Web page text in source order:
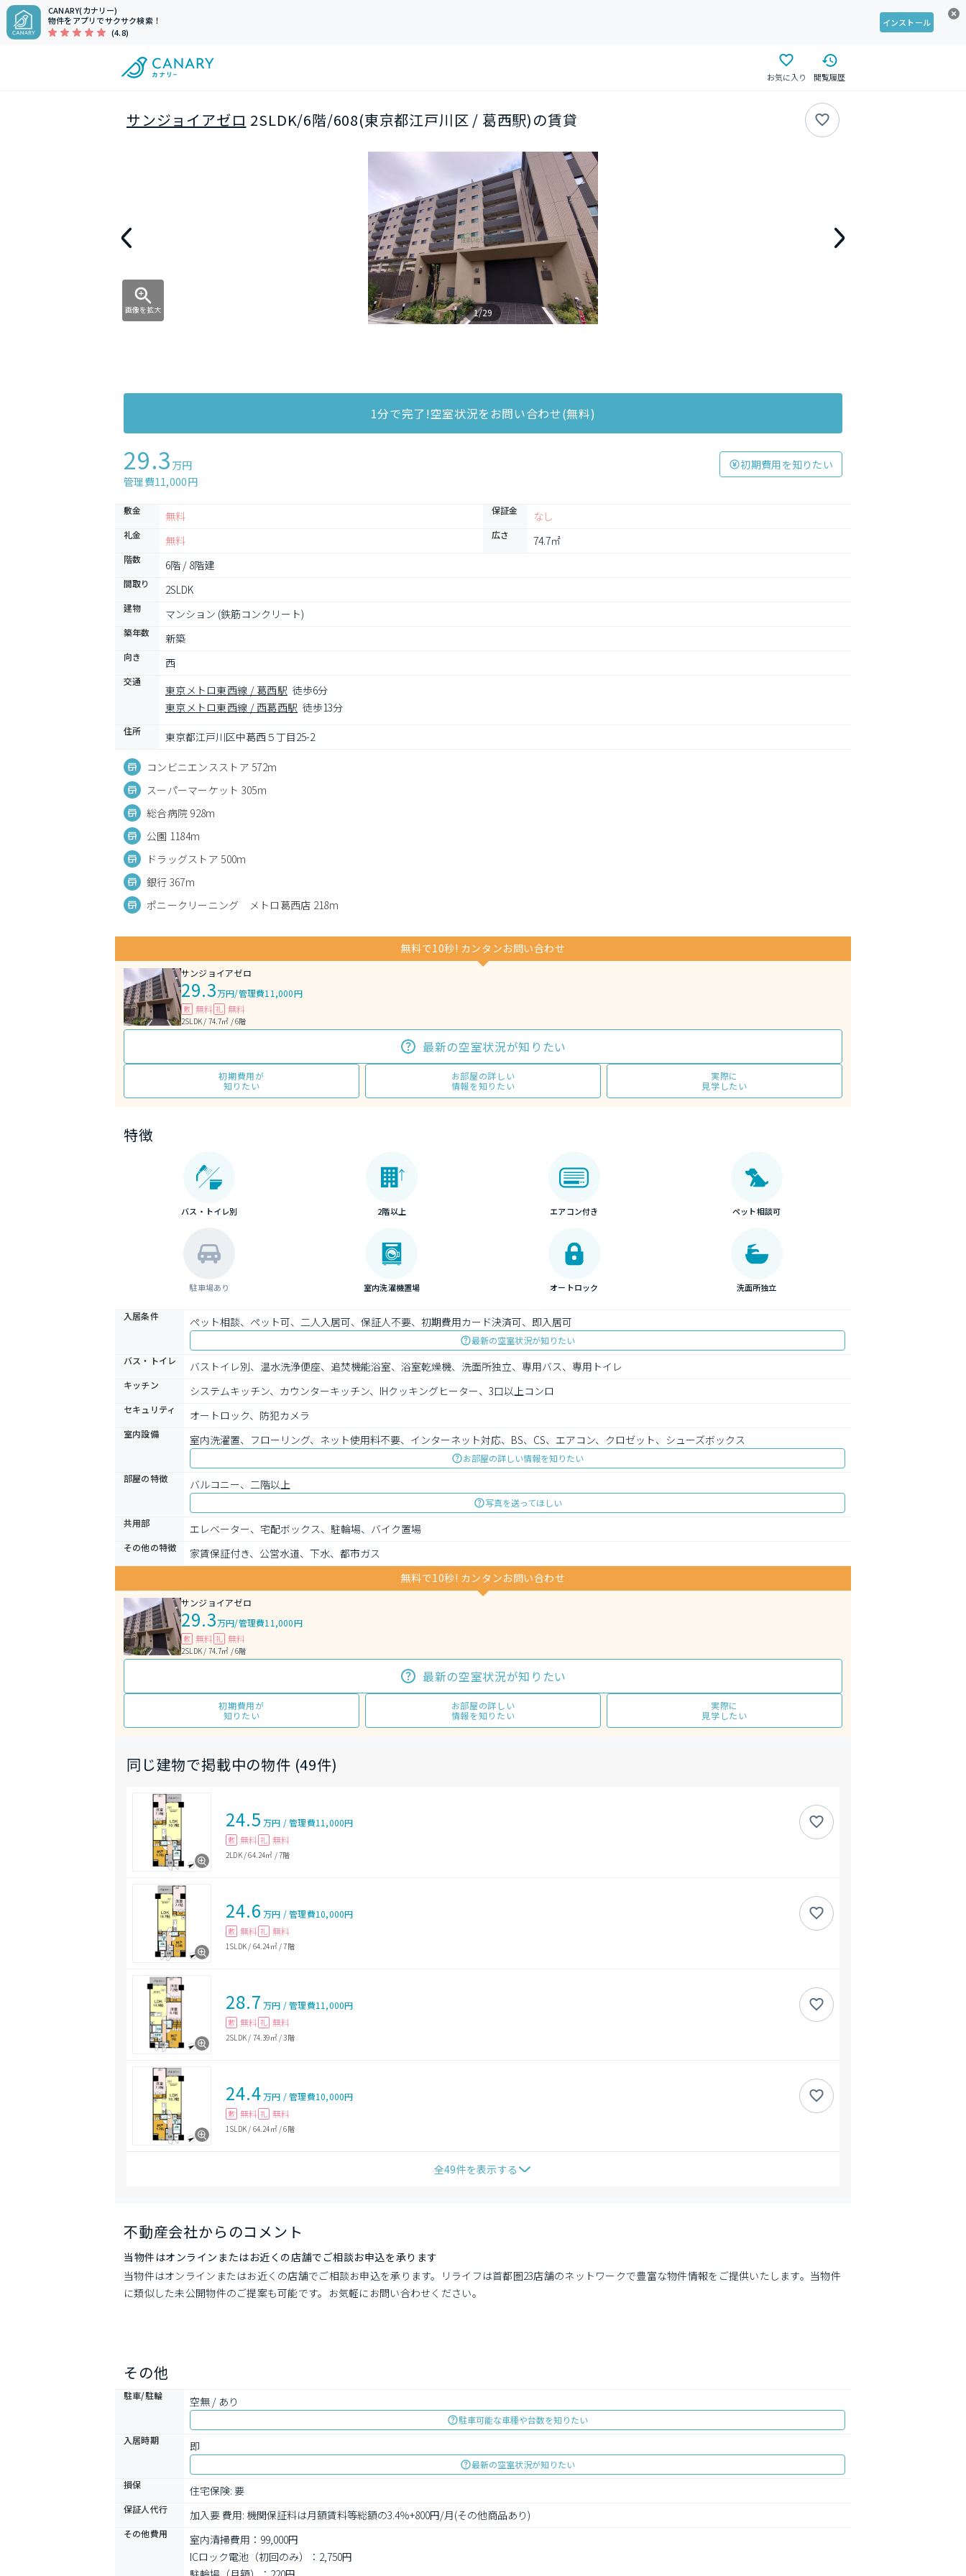
CANARY(カナリー)
物件をアプリでサクサク検索！
(4.8)
インストール
お気に入り 閲覧履歴
サンジョイアゼロ 2SLDK/6階/608(東京都江戸川区 / 葛西駅)の賃貸
画像を拡大 1/29
1分で完了!空室状況をお問い合わせ(無料)
29.3 万円
管理費11,000円
初期費用を知りたい
敷金 無料 保証金 なし
礼金 無料 広さ 74.7㎡
階数 6階 / 8階建
間取り 2SLDK
建物 マンション (鉄筋コンクリート)
築年数 新築
向き 西
交通
東京メトロ東西線 / 葛西駅 徒歩6分
東京メトロ東西線 / 西葛西駅 徒歩13分
住所 東京都江戸川区中葛西５丁目25-2
コンビニエンスストア 572m
スーパーマーケット 305m
総合病院 928m
公園 1184m
ドラッグストア 500m
銀行 367m
ポニークリーニング メトロ葛西店 218m
無料で10秒! カンタンお問い合わせ
サンジョイアゼロ
29.3万円/管理費11,000円
敷 無料 礼 無料
2SLDK / 74.7㎡ / 6階
最新の空室状況が知りたい
初期費用が
知りたい
お部屋の詳しい
情報を知りたい
実際に
見学したい
特徴
バス・トイレ別 2階以上 エアコン付き ペット相談可
駐車場あり 室内洗濯機置場 オートロック 洗面所独立
入居条件 ペット相談、ペット可、二人入居可、保証人不要、初期費用カード決済可、即入居可
最新の空室状況が知りたい
バス・トイレ
バストイレ別、温水洗浄便座、追焚機能浴室、浴室乾燥機、洗面所独立、専用バス、専用トイレ
キッチン システムキッチン、カウンターキッチン、IHクッキングヒーター、3口以上コンロ
セキュリティ オートロック、防犯カメラ
室内設備 室内洗濯置、フローリング、ネット使用料不要、インターネット対応、BS、CS、エアコン、クロゼット、シューズボックス
お部屋の詳しい情報を知りたい
部屋の特徴
バルコニー、二階以上
写真を送ってほしい
共用部
エレベーター、宅配ボックス、駐輪場、バイク置場
その他の特徴
家賃保証付き、公営水道、下水、都市ガス
無料で10秒! カンタンお問い合わせ
サンジョイアゼロ
29.3万円/管理費11,000円
敷 無料 礼 無料
2SLDK / 74.7㎡ / 6階
最新の空室状況が知りたい
初期費用が
知りたい
お部屋の詳しい
情報を知りたい
実際に
見学したい
同じ建物で掲載中の物件 (49件)
24.5 万円 /管理費11,000円
敷 無料 礼 無料
2LDK/64.24㎡ /7階
24.6 万円 /管理費10,000円
敷 無料 礼 無料
1SLDK / 64.24㎡/7階
28.7 万円 /管理費11,000円
敷 無料 礼 無料
2SLDK / 74.39㎡/3階
24.4万円 /管理費10,000円
敷 無料 礼 無料
1SLDK / 64.24㎡/6階
全49件を表示する
不動産会社からのコメント
当物件はオンラインまたはお近くの店舗でご相談お申込を承ります
当物件はオンラインまたはお近くの店舗でご相談お申込を承ります。リライフは首都圏23店舗のネットワークで豊富な物件情報をご提供いたします。当物件
に類似した未公開物件のご提案も可能です。お気軽にお問い合わせください。
その他
駐車/駐輪 空無 / あり
駐車可能な車種や台数を知りたい
入居時期
即
最新の空室状況が知りたい
損保
住宅保険: 要
保証人代行 加入要 費用: 機関保証料は月額賃料等総額の3.4％+800円/月(その他商品あり)
その他費用
室内清掃費用：99,000円
ICロック電池（初回のみ）：2,750円